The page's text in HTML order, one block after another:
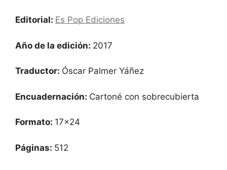
Editorial: Es Pop Ediciones
Año de la edición: 2017
Traductor: Óscar Palmer Yáñez
Encuadernación: Cartoné con sobrecubierta
Formato: 17×24
Páginas: 512